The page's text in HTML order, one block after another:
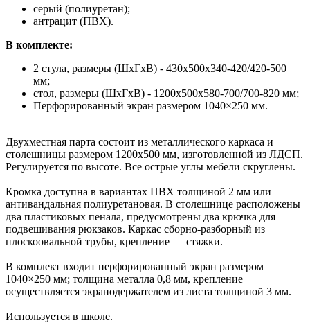
серый (полиуретан);
антрацит (ПВХ).
В комплекте:
2 стула, размеры (ШхГхВ) - 430х500х340-420/420-500
мм;
стол, размеры (ШхГхВ) - 1200х500x580-700/700-820 мм;
Перфорированный экран размером 1040×250 мм.
Двухместная парта состоит из металлического каркаса и
столешницы размером 1200х500 мм, изготовленной из ЛДСП.
Регулируется по высоте. Все острые углы мебели скруглены.
Кромка доступна в вариантах ПВХ толщиной 2 мм или
антивандальная полиуретановая. В столешнице расположены
два пластиковых пенала, предусмотрены два крючка для
подвешивания рюкзаков. Каркас сборно-разборный из
плоскоовальной трубы, крепление — стяжки.
В комплект входит перфорированный экран размером
1040×250 мм; толщина металла 0,8 мм, крепление
осуществляется экранодержателем из листа толщиной 3 мм.
Используется в школе.